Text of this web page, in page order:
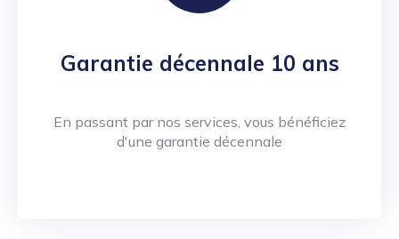
Garantie décennale 10 ans
En passant par nos services, vous bénéficiez
d'une garantie décennale